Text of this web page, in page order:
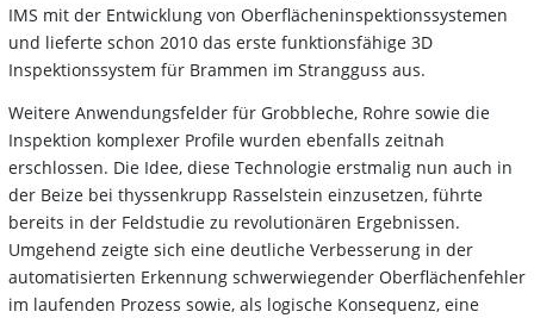
IMS mit der Entwicklung von Oberflächeninspektionssystemen
und lieferte schon 2010 das erste funktionsfähige 3D
Inspektionssystem für Brammen im Strangguss aus.
Weitere Anwendungsfelder für Grobbleche, Rohre sowie die
Inspektion komplexer Profile wurden ebenfalls zeitnah
erschlossen. Die Idee, diese Technologie erstmalig nun auch in
der Beize bei thyssenkrupp Rasselstein einzusetzen, führte
bereits in der Feldstudie zu revolutionären Ergebnissen.
Umgehend zeigte sich eine deutliche Verbesserung in der
automatisierten Erkennung schwerwiegender Oberflächenfehler
im laufenden Prozess sowie, als logische Konsequenz, eine